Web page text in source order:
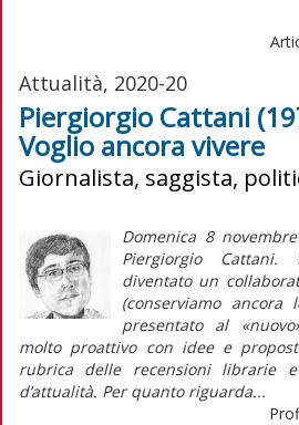
Attualità, 2020-20
Piergiorgio Cattani
Voglio ancora vivere
Giornalista, saggista,
Domenica 8
Piergiorgio
diventato un
(conserviamo
presentato al
molto proattivo con idee e
rubrica delle recensioni librarie
d’attualità. Per quanto riguarda...